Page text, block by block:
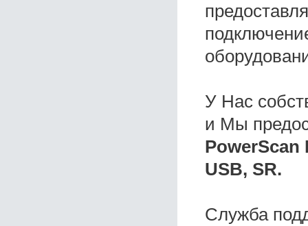
У Нас
и Мы
PowerScan
USB, SR.
Служба